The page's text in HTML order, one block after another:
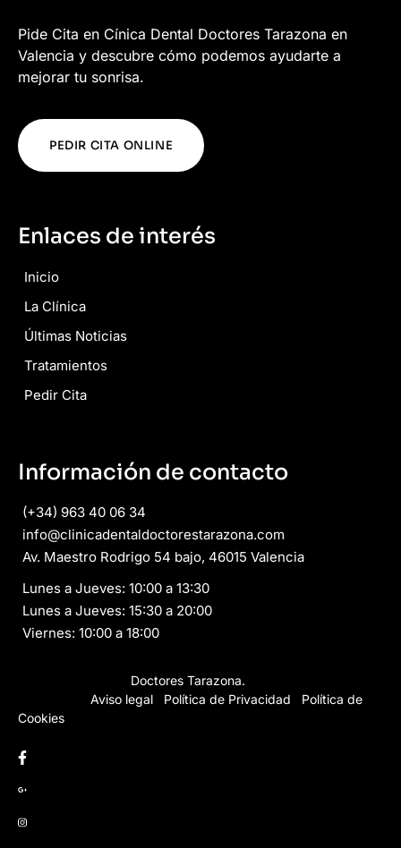
Pide Cita en Cínica Dental Doctores Tarazona en
Valencia y descubre cómo podemos ayudarte a
mejorar tu sonrisa.
PEDIR CITA ONLINE
Enlaces de interés
Inicio
La Clínica
Últimas Noticias
Tratamientos
Pedir Cita
Información de contacto
(+34) 963 40 06 34
info@clinicadentaldoctorestarazona.com
Av. Maestro Rodrigo 54 bajo, 46015 Valencia
Lunes a Jueves: 10:00 a 13:30
Lunes a Jueves: 15:30 a 20:00
Viernes: 10:00 a 18:00
Doctores Tarazona.
Aviso legal Política de Privacidad
Política de
Cookies